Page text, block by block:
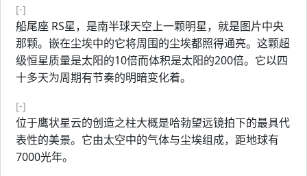
[-]
船尾座 RS星，是南半球天空上一颗明星，就是图片中央
那颗。嵌在尘埃中的它将周围的尘埃都照得通亮。这颗超
级恒星质量是太阳的10倍而体积是太阳的200倍。它以四
十多天为周期有节奏的明暗变化着。
[-]
位于鹰状星云的创造之柱大概是哈勃望远镜拍下的最具代
表性的美景。它由太空中的气体与尘埃组成，距地球有
7000光年。